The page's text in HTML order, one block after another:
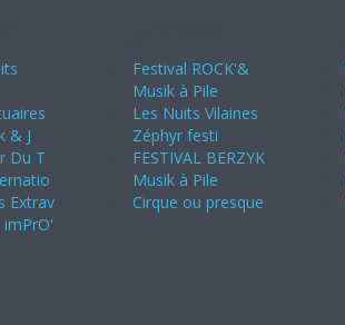
& J
Du T
Extrav
imPrO'
Festival ROCK'&
Musik à Pile
Les Nuits Vilaines
Zéphyr festi
FESTIVAL BERZYK
Musik à Pile
Cirque ou presque